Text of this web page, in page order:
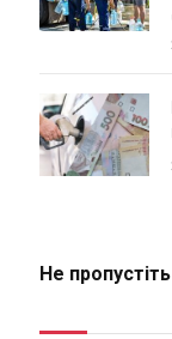
Не пропустіть